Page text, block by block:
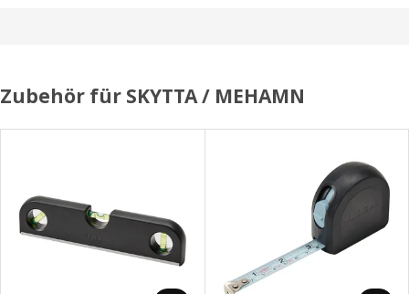
Zubehör für SKYTTA / MEHAMN